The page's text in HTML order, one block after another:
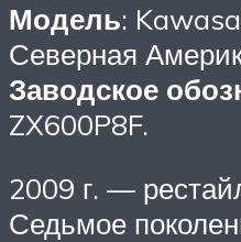
Модель:
Северная
Заводское
ZX600P8F.
2009 г. —
Седьмое